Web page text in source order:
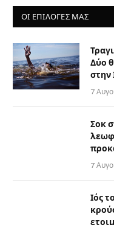
ΟΙ ΕΠΙΛΟΓΈΣ ΜΑΣ
Δύο
στην
7
Σοκ
7
Ιός